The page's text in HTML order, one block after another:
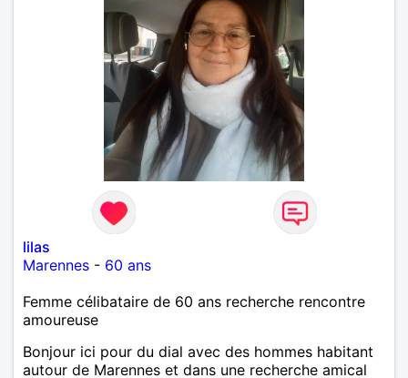
lilas
Marennes - 60 ans
Femme célibataire de 60 ans recherche rencontre
amoureuse
Bonjour ici pour du dial avec des hommes habitant
autour de Marennes et dans une recherche amical